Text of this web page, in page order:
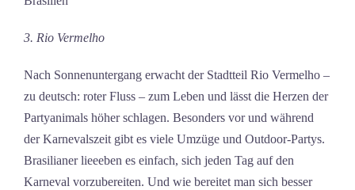
3. Rio Vermelho
Nach Sonnenuntergang erwacht der Stadtteil Rio Vermelho –
zu deutsch: roter Fluss – zum Leben und lässt die Herzen der
Partyanimals höher schlagen. Besonders vor und während
der Karnevalszeit gibt es viele Umzüge und Outdoor-Partys.
Brasilianer lieeeben es einfach, sich jeden Tag auf den
Karneval vorzubereiten. Und wie bereitet man sich besser